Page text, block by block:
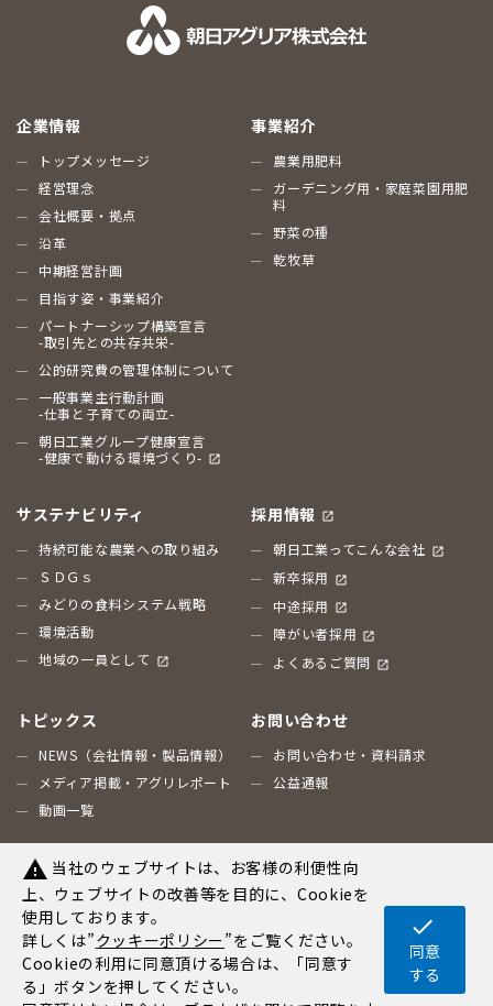
企業情報
トップメッセージ
経営理念
会社概要・拠点
沿革
中期経営計画
目指す姿・事業紹介
パートナーシップ構築宣言
-取引先との共存共栄-
公的研究費の管理体制について
一般事業主行動計画
-仕事と子育ての両立-
朝日工業グループ健康宣言
-健康で動ける環境づくり-
事業紹介
農業用肥料
ガーデニング用・家庭菜園用肥
料
野菜の種
乾牧草
サステナビリティ
持続可能な農業への取り組み
ＳＤＧｓ
みどりの食料システム戦略
環境活動
地域の一員として
採用情報
朝日工業ってこんな会社
新卒採用
中途採用
障がい者採用
よくあるご質問
トピックス
NEWS（会社情報・製品情報）
メディア掲載・アグリレポート
動画一覧
お問い合わせ
お問い合わせ・資料請求
公益通報
サイトマップ
個人情報保護方針
ソーシャルネットワーキングサービスポリシー
SNS利用規約
当ウェブサイトについて
お問い合わせ クッキーポリシー
warning 当社のウェブサイトは、お客様の利便性向
上、ウェブサイトの改善等を目的に、Cookieを
使用しております。
詳しくは”クッキーポリシー”をご覧ください。
Cookieの利用に同意頂ける場合は、「同意す
る」ボタンを押してください。
check
同意
する